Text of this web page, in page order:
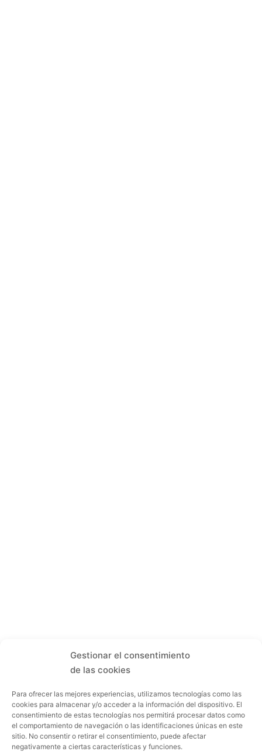
Gestionar el consentimiento
de las cookies
Para ofrecer las mejores experiencias, utilizamos tecnologías como las
cookies para almacenar y/o acceder a la información del dispositivo. El
consentimiento de estas tecnologías nos permitirá procesar datos como
el comportamiento de navegación o las identificaciones únicas en este
sitio. No consentir o retirar el consentimiento, puede afectar
negativamente a ciertas características y funciones.